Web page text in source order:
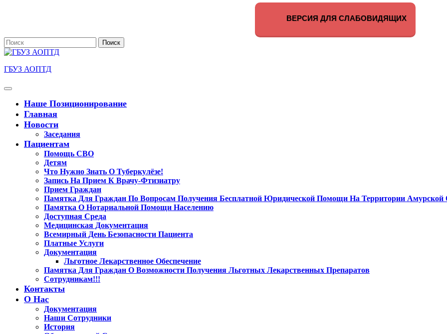
ВЕРСИЯ ДЛЯ СЛАБОВИДЯЩИХ
Поиск
по:
ГБУЗ АОПТД
Кнопка
ОткрытьНаше Позиционирование
Главная
Новости
Заседания
Пациентам
Помощь СВО
Детям
Что Нужно Знать О Туберкулёзе!
Запись На Прием К Врачу-Фтизиатру
Прием Граждан
Памятка Для Граждан По Вопросам Получения Бесплатной Юридической Помощи На Территории Амурской
Памятка О Нотариальной Помощи Населению
Доступная Среда
Медицинская Документация
Всемирный День Безопасности Пациента
Платные Услуги
Документация
Льготное Лекарственное Обеспечение
Памятка Для Граждан О Возможности Получения Льготных Лекарственных Препаратов
Сотрудникам!!!
Контакты
О Нас
Документация
Наши Сотрудники
История